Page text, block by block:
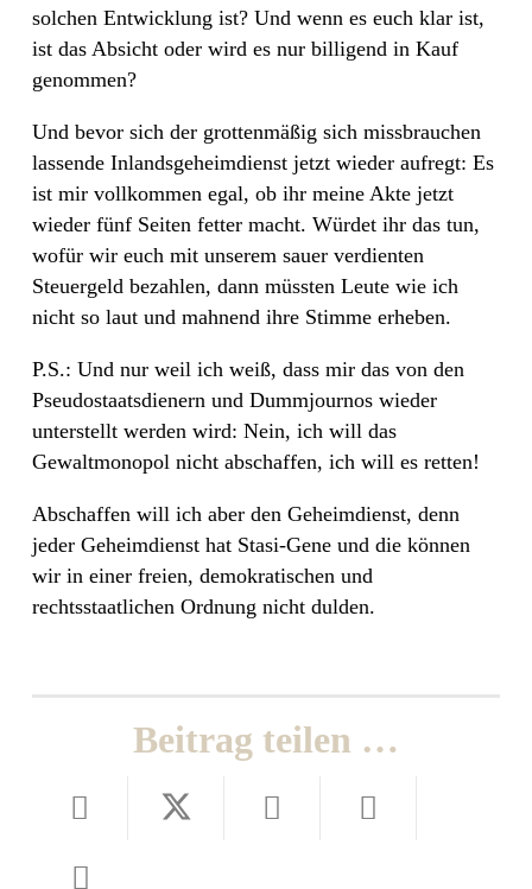
solchen Entwicklung ist? Und wenn es euch klar ist,
ist das Absicht oder wird es nur billigend in Kauf
genommen?
Und bevor sich der grottenmäßig sich missbrauchen
lassende Inlandsgeheimdienst jetzt wieder aufregt: Es
ist mir vollkommen egal, ob ihr meine Akte jetzt
wieder fünf Seiten fetter macht. Würdet ihr das tun,
wofür wir euch mit unserem sauer verdienten
Steuergeld bezahlen, dann müssten Leute wie ich
nicht so laut und mahnend ihre Stimme erheben.
P.S.: Und nur weil ich weiß, dass mir das von den
Pseudostaatsdienern und Dummjournos wieder
unterstellt werden wird: Nein, ich will das
Gewaltmonopol nicht abschaffen, ich will es retten!
Abschaffen will ich aber den Geheimdienst, denn
jeder Geheimdienst hat Stasi-Gene und die können
wir in einer freien, demokratischen und
rechtsstaatlichen Ordnung nicht dulden.
Beitrag teilen …